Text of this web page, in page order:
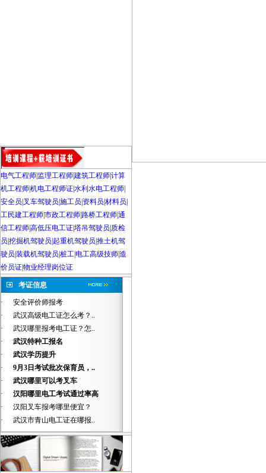
电气工程师 监理工程师建筑工程师计算
机工程师机电工程师证水利水电工程师
安全员 叉车驾驶员 施工员 资料员 材料员
工民建工程师市政工程师路桥工程师通
信工程师高低压电工证塔吊驾驶员 质检
员 挖掘机驾驶员|起重机驾驶员 推土机驾
驶员 装载机驾驶员 桩工电工高级技师造
价员证物业经理岗位证
考证信息
·
安全评价师报考
·
武汉高级电工证怎么考？..
·
武汉哪里报考电工证？怎..
·
武汉特种工报名
·
武汉学历提升
·
9月3日考试批次保育员，..
·
武汉哪里可以考叉车
·
汉阳哪里电工考试通过率高
·
汉阳叉车报考哪里便宜？
·
武汉市青山电工证在哪报..